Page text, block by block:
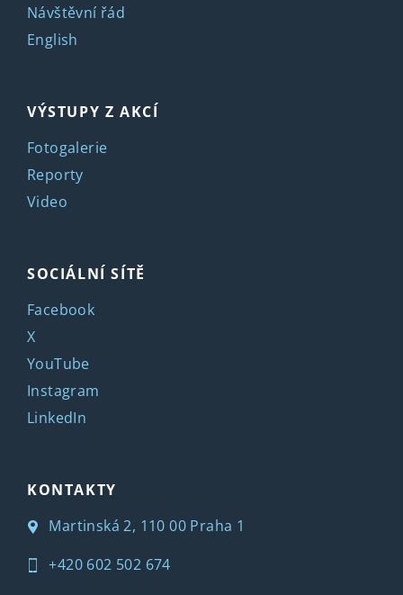
Návštěvní řád
English
VÝSTUPY Z AKCÍ
Fotogalerie
Reporty
Video
SOCIÁLNÍ SÍTĚ
Facebook
X
YouTube
Instagram
LinkedIn
KONTAKTY
Martinská 2, 110 00 Praha 1
+420 602 502 674